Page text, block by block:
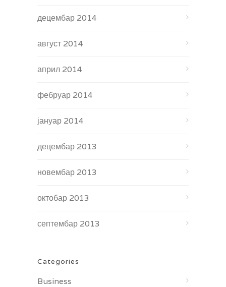
децембар 2014
август 2014
април 2014
фебруар 2014
јануар 2014
децембар 2013
новембар 2013
октобар 2013
септембар 2013
Categories
Business